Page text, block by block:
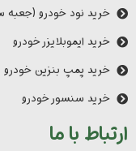
خرید نود خودرو (جعبه
خرید ایموبلایزر خودرو
خرید پمپ بنزین خودرو
خرید سنسور خودرو
ارتباط با ما